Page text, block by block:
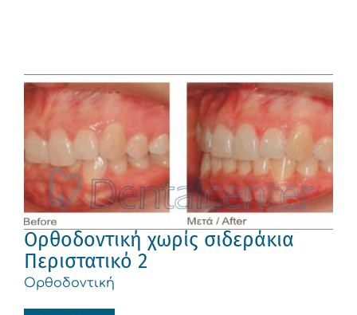
Ορθοδοντική χωρίς σιδεράκια
Περιστατικό 2
Ορθοδοντική